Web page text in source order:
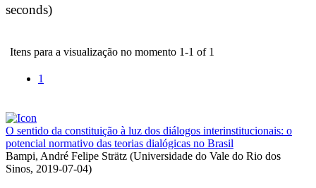
seconds)
Itens para a visualização no momento 1-1 of 1
1
O sentido da constituição à luz dos diálogos interinstitucionais: o
potencial normativo das teorias dialógicas no Brasil
Bampi, André Felipe Strätz (Universidade do Vale do Rio dos
Sinos, 2019-07-04)